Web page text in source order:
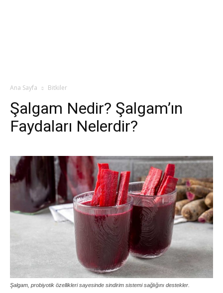
Ana Sayfa Bitkiler
Şalgam Nedir? Şalgam’ın
Faydaları Nelerdir?
Şalgam, probiyotik özellikleri sayesinde sindirim sistemi sağlığını destekler.